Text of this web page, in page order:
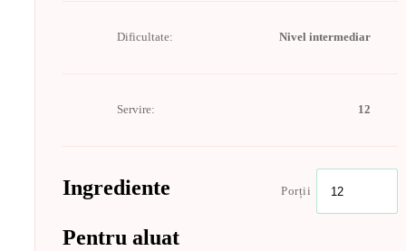
Dificultate: Nivel intermediar
Servire: 12
Ingrediente Porții
Pentru aluat